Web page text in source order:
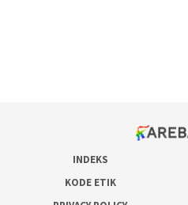
INDEKS
KODE ETIK